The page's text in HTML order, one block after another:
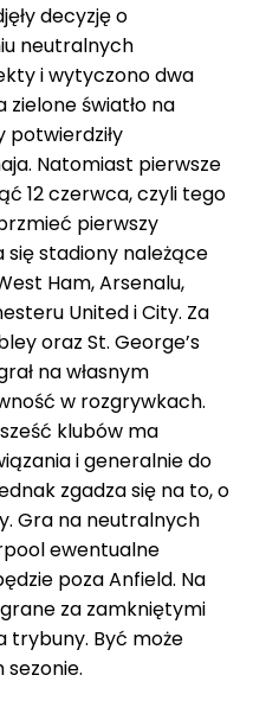
decyzję o
neutralnych
i wytyczono dwa
światło na
potwierdziły
Natomiast pierwsze
12 czerwca, czyli tego
pierwszy
się stadiony należące
Ham, Arsenalu,
United i City. Za
oraz St. George’s
na własnym
w rozgrywkach.
sześć klubów ma
i generalnie do
zgadza się na to, o
Gra na neutralnych
ewentualne
poza Anfield. Na
za zamkniętymi
trybuny. Być może